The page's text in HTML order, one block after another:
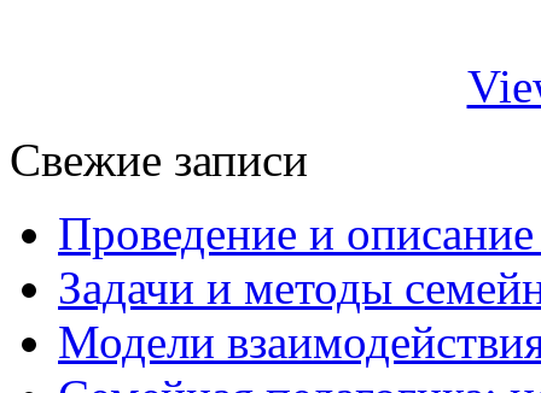
Свежие записи
Проведение и описание
Задачи и методы
Модели